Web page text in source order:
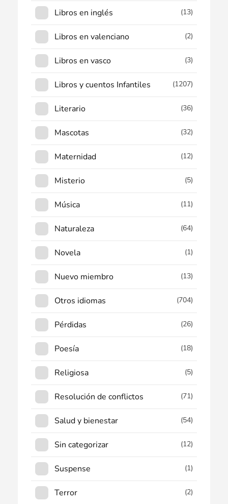
Libros en inglés (13)
Libros en valenciano (2)
Libros en vasco (3)
Libros y cuentos Infantiles (1207)
Literario (36)
Mascotas (32)
Maternidad (12)
Misterio (5)
Música (11)
Naturaleza (64)
Novela (1)
Nuevo miembro (13)
Otros idiomas (704)
Pérdidas (26)
Poesía (18)
Religiosa (5)
Resolución de conflictos (71)
Salud y bienestar (54)
Sin categorizar (12)
Suspense (1)
Terror (2)